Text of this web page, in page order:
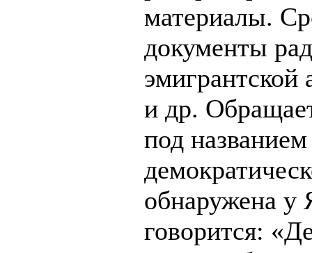
материалы.
документы
эмигрантской
и др.
под
обнаружена у
говорится: